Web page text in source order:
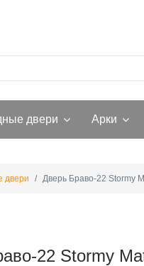
двери Арки
двери Дверь Браво-22 Stormy
22 Stormy